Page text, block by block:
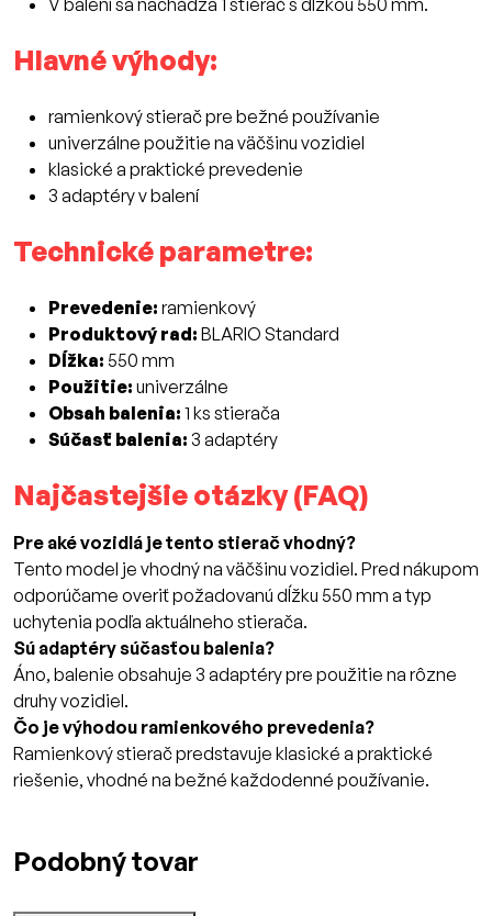
V balení sa nachádza 1 stierač s dĺžkou 550 mm.
Hlavné výhody:
ramienkový stierač pre bežné používanie
univerzálne použitie na väčšinu vozidiel
klasické a praktické prevedenie
3 adaptéry v balení
Technické parametre:
Prevedenie: ramienkový
Produktový rad: BLARIO Standard
Dĺžka: 550 mm
Použitie: univerzálne
Obsah balenia: 1 ks stierača
Súčasť balenia: 3 adaptéry
Najčastejšie otázky (FAQ)
Pre aké vozidlá je tento stierač vhodný?
Tento model je vhodný na väčšinu vozidiel. Pred nákupom
odporúčame overiť požadovanú dĺžku 550 mm a typ
uchytenia podľa aktuálneho stierača.
Sú adaptéry súčasťou balenia?
Áno, balenie obsahuje 3 adaptéry pre použitie na rôzne
druhy vozidiel.
Čo je výhodou ramienkového prevedenia?
Ramienkový stierač predstavuje klasické a praktické
riešenie, vhodné na bežné každodenné používanie.
Podobný tovar